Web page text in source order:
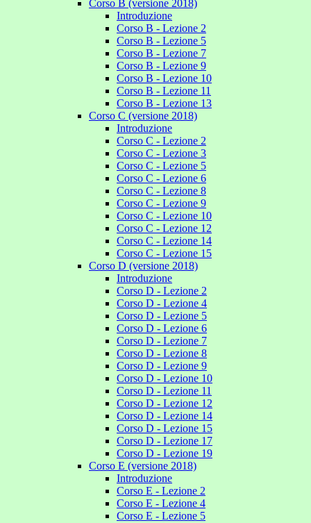
Corso B (versione 2018)
Introduzione
Corso B - Lezione 2
Corso B - Lezione 5
Corso B - Lezione 7
Corso B - Lezione 9
Corso B - Lezione 10
Corso B - Lezione 11
Corso B - Lezione 13
Corso C (versione 2018)
Introduzione
Corso C - Lezione 2
Corso C - Lezione 3
Corso C - Lezione 5
Corso C - Lezione 6
Corso C - Lezione 8
Corso C - Lezione 9
Corso C - Lezione 10
Corso C - Lezione 12
Corso C - Lezione 14
Corso C - Lezione 15
Corso D (versione 2018)
Introduzione
Corso D - Lezione 2
Corso D - Lezione 4
Corso D - Lezione 5
Corso D - Lezione 6
Corso D - Lezione 7
Corso D - Lezione 8
Corso D - Lezione 9
Corso D - Lezione 10
Corso D - Lezione 11
Corso D - Lezione 12
Corso D - Lezione 14
Corso D - Lezione 15
Corso D - Lezione 17
Corso D - Lezione 19
Corso E (versione 2018)
Introduzione
Corso E - Lezione 2
Corso E - Lezione 4
Corso E - Lezione 5